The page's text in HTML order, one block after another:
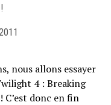
nous allons essayer
4 : Breaking
C’est donc en fin